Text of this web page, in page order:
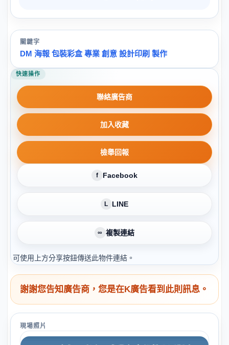
關鍵字
DM 海報 包裝彩盒 專業 創意 設計印刷 製作
快速操作
聯絡廣告商
加入收藏
檢舉回報
f Facebook
L LINE
∞ 複製連結
可使用上方分享按鈕傳送此物件連結。
謝謝您告知廣告商，您是在K廣告看到此則訊息。
現場照片